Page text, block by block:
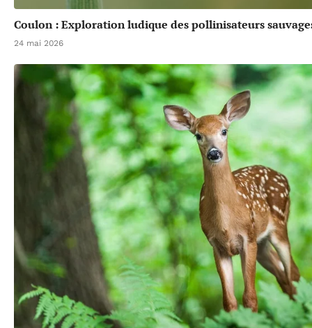
Coulon : Exploration ludique des pollinisateurs
24 mai 2026